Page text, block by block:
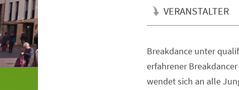
VERANSTALTER
Breakdance unter
erfahrener
wendet sich an alle